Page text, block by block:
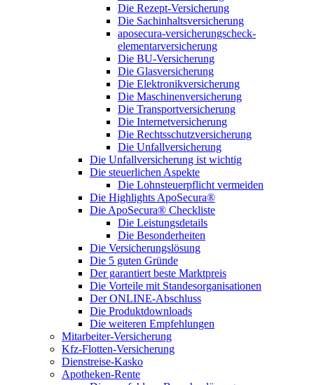
Die Rezept-Versicherung
Die Sachinhaltsversicherung
aposecura-versicherungscheck-
elementarversicherung
Die BU-Versicherung
Die Glasversicherung
Die Elektronikversicherung
Die Maschinenversicherung
Die Transportversicherung
Die Internetversicherung
Die Rechtsschutzversicherung
Die Unfallversicherung
Die Unfallversicherung ist wichtig
Die steuerlichen Aspekte
Die Lohnsteuerpflicht vermeiden
Die Highlights ApoSecura®
Die ApoSecura® Checkliste
Die Leistungsdetails
Die Besonderheiten
Die Versicherungslösung
Die 5 guten Gründe
Der garantiert beste Marktpreis
Die Vorteile mit Standesorganisationen
Der ONLINE-Abschluss
Die Produktdownloads
Die weiteren Empfehlungen
Mitarbeiter-Versicherung
Kfz-Flotten-Versicherung
Dienstreise-Kasko
Apotheken-Rente